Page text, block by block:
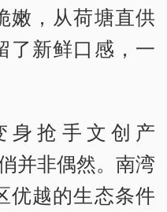
嫩，从荷塘直供
了新鲜口感，一
身抢手文创产
并非偶然。南湾
优越的生态条件